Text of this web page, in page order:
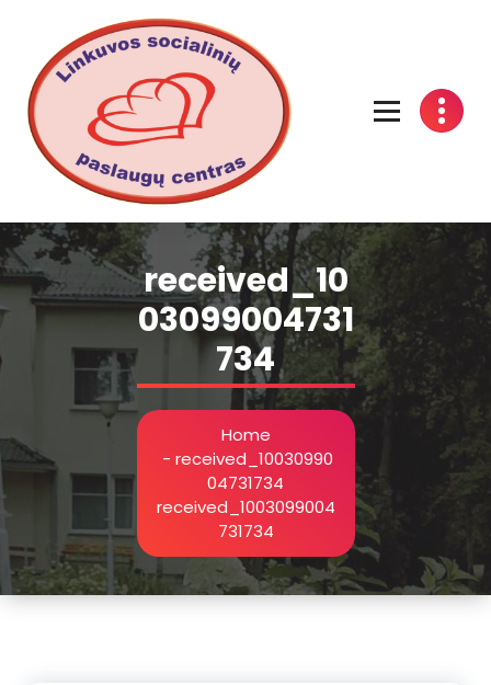
received_10
03099004731
734
Home
- received_10030990
04731734
received_1003099004
731734